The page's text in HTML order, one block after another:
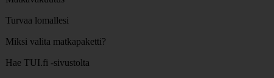
Turvaa lomallesi
Miksi valita matkapaketti?
Hae TUI.fi -sivustolta